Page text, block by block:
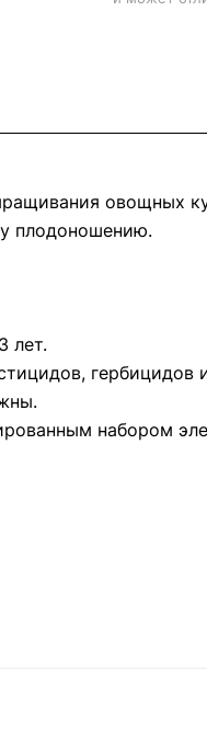
овощных
плодоношению.
лет.
гербицидов
набором